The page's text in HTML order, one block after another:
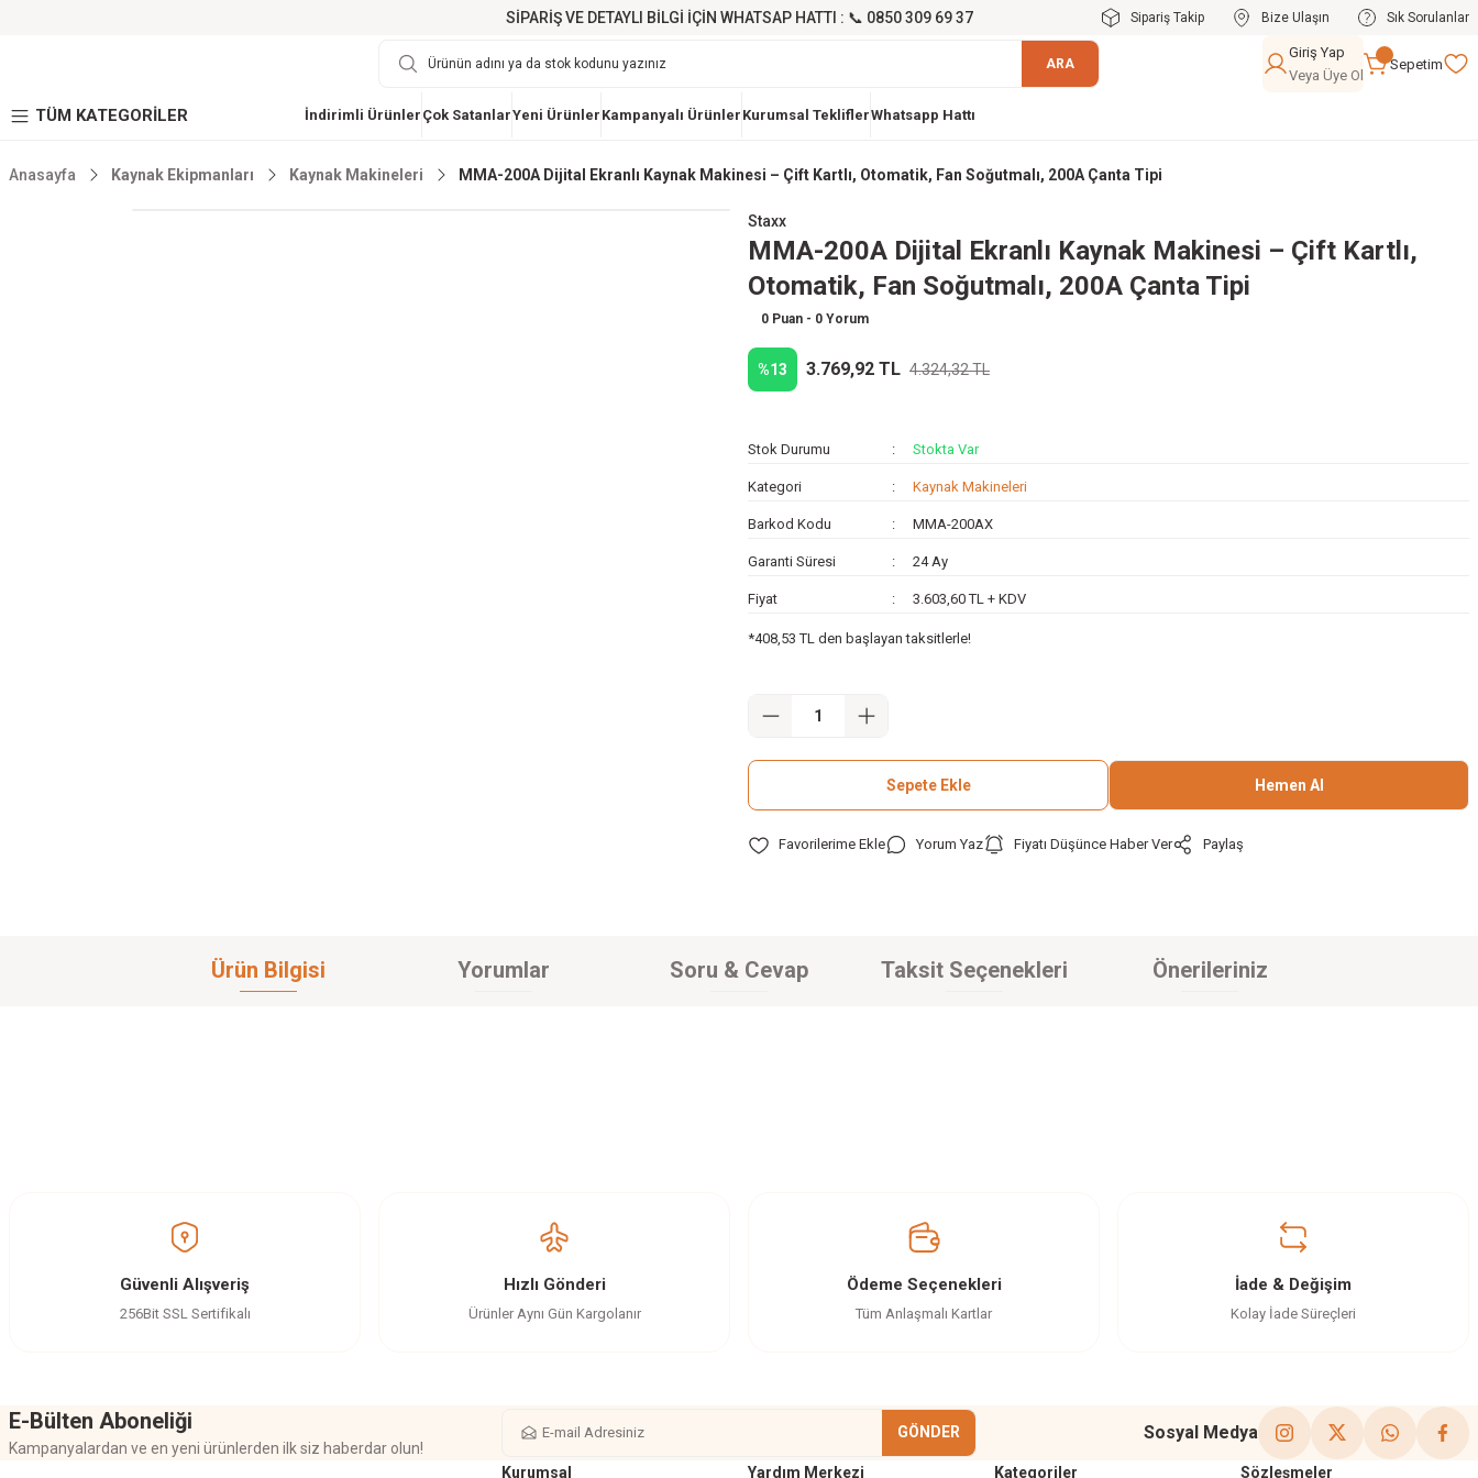
SİPARİŞ VE DETAYLI BİLGİ İÇİN WHATSAP HATTI : 📞 0850 309 69 37 Sipariş Takip Bize Ulaşın Sık Sorulanlar
ARA
Giriş Yap
Veya Üye Ol
Sepetim
TÜM KATEGORİLER İndirimli Ürünler Çok SatanlarYeni Ürünler Kampanyalı Ürünler Kurumsal TekliflerWhatsapp Hattı
Anasayfa Kaynak Ekipmanları Kaynak Makineleri MMA-200A Dijital Ekranlı Kaynak Makinesi – Çift Kartlı, Otomatik, Fan Soğutmalı, 200A Çanta Tipi
Staxx
MMA-200A Dijital Ekranlı Kaynak Makinesi – Çift Kartlı,
Otomatik, Fan Soğutmalı, 200A Çanta Tipi
0 Puan - 0 Yorum
%13 3.769,92 TL 4.324,32 TL
Stok Durumu Stokta Var
Kategori Kaynak Makineleri
Barkod Kodu MMA-200AX
Garanti Süresi 24 Ay
Fiyat 3.603,60 TL + KDV
*408,53 TL den başlayan taksitlerle!
Sepete Ekle Hemen Al
Yorum Yaz Fiyatı Düşünce Haber Ver Paylaş
Ürün Bilgisi Yorumlar Soru & Cevap Taksit Seçenekleri Önerileriniz
Ürün açıklamasında eksik bilgiler bulunuyor.
Güvenli Alışveriş
256Bit SSL Sertifikalı
Hızlı Gönderi
Ürünler Aynı Gün Kargolanır
Ödeme Seçenekleri
Tüm Anlaşmalı Kartlar
İade & Değişim
Kolay İade Süreçleri
E-Bülten Aboneliği
Kampanyalardan ve en yeni ürünlerden ilk siz haberdar olun!
GÖNDER Sosyal Medya
Kurumsal Yardım Merkezi Kategoriler Sözleşmeler